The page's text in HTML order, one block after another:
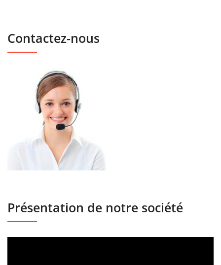
Contactez-nous
Présentation de notre société